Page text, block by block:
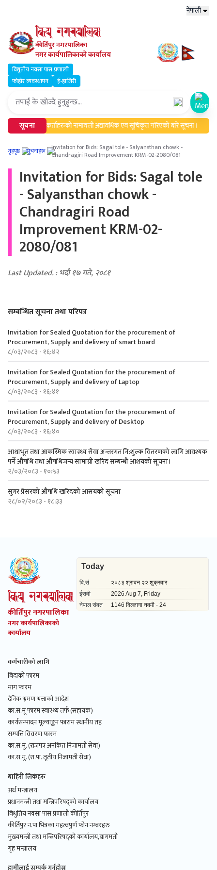
नेपाली
कीर्तिपुर नगरपालिका
नगर कार्यपालिकाको कार्यालय
विद्युतीय नक्सा पास प्रणाली
फोहोर व्यवस्थापन
ई-हाजिरी
सूचना
मेलमिलापकर्ताहरुको नामावली अद्यावधिक एवं सूचिकृत गरिएको बारे सूचना ।
गृहपृष्ठ सूचनाहरू
Invitation for Bids: Sagal tole - Salyansthan chowk -
Chandragiri Road Improvement KRM-02-2080/081
Invitation for Bids: Sagal tole
- Salyansthan chowk -
Chandragiri Road
Improvement KRM-02-
2080/081
Last Updated. : भदौ १७ गते, २०८१
सम्बन्धित सूचना तथा परिपत्र
Invitation for Sealed Quotation for the procurement of
Procurement, Supply and delivery of smart board
८/०३/२०८३ - १६:४२
Invitation for Sealed Quotation for the procurement of
Procurement, Supply and delivery of Laptop
८/०३/२०८३ - १६:४१
Invitation for Sealed Quotation for the procurement of
Procurement, Supply and delivery of Desktop
८/०३/२०८३ - १६:४०
आधाभूत तथा आकस्मिक स्वास्थ्य सेवा अन्तरगत नि:शुल्क वितरणको लागि आवश्यक
पर्ने औषधि तथा औषधिजन्य सामाग्री खरिद सम्बन्धी आशयको सूचना।
२/०३/२०८३ - १०:५३
सुगर प्रेसरको ‍औषधि खरिदको आसयको सूचना
२८/०२/२०८३ - १८:३३
कीर्तिपुर नगरपालिका
नगर कार्यपालिकाको
कार्यालय
कर्मचारीको लागि
बिदाको फारम
माग फारम
दैनिक भ्रमण भत्ताको आदेश
का.स.मू फारम स्वास्थ्य तर्फ (सहायक)
कार्यसम्पादन मूल्याङ्कन फाराम स्थानीय तह
सम्पत्ति विवरण फारम
का.स.मु. (राजपत्र अनंकित निजामती सेवा)
का.स.मु. (रा.पा. तृतीय निजामती सेवा)
बाहिरी लिकंहरु
अर्थ मन्त्रालय
प्रधानमन्त्री तथा मन्त्रिपरिषद्को कार्यालय
विधुतिय नक्सा पास प्रणाली कीर्तिपुर
कीर्तिपुर न.पा भित्रका महत्वपुर्ण फोन नम्बरहरु
मुख्यमन्त्री तथा मन्त्रिपरिषद्को कार्यालय,बागमती
गृह मन्त्रालय